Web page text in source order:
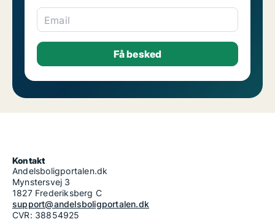
Email
Kontakt
Andelsboligportalen.dk
Mynstersvej 3
1827 Frederiksberg C
support@andelsboligportalen.dk
CVR: 38854925